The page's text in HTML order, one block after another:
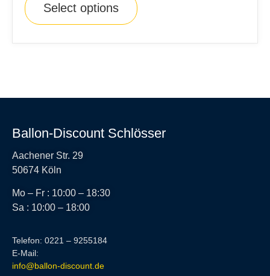
Select options
Ballon-Discount Schlösser
Aachener Str. 29
50674 Köln
Mo – Fr : 10:00 – 18:30
Sa : 10:00 – 18:00
Telefon: 0221 – 9255184
E-Mail:
info@ballon-discount.de